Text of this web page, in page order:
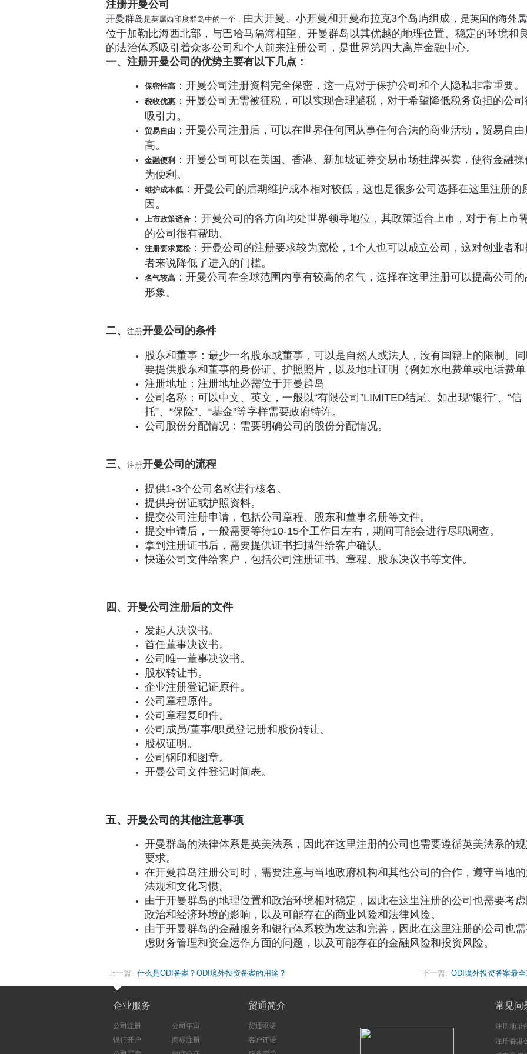
注册开曼公司
开曼群岛是英属西印度群岛中的一个， 由大开曼、小开曼和开曼布拉克3个岛屿组成， 是英国的海外属
位于加勒比海西北部，与巴哈马隔海相望。开曼群岛以其优越的地理位置、稳定的环境和
的法治体系吸引着众多公司和个人前来注册公司， 是世界第四大离岸金融中心。
一、注册开曼公司的优势主要有以下几点：
保密性高 ：开曼公司注册资料完全保密，这一点对于保护公司和个人隐私非常重要。
税收优惠 ：开曼公司无需被征税，可以实现合理避税，对于希望降低税务负担的公
吸引力。
贸易自由 ：开曼公司注册后，可以在世界任何国从事任何合法的商业活动，贸易自由
高。
金融便利
：开曼公司可以在美国、香港、新加坡证券交易市场挂牌买卖，使得金融操
为便利。
维护成本低 ：开曼公司的后期维护成本相对较低，这也是很多公司选择在这里注册的
因。
上市政策适合 ：开曼公司的各方面均处世界领导地位，其政策适合上市，对于有上市
的公司很有帮助。
注册要求宽松：开曼公司的注册要求较为宽松，1个人也可以成立公司，这对创业者和
者来说降低了进入的门槛。
名气较高 ：开曼公司在全球范围内享有较高的名气，选择在这里注册可以提高公司的
形象。
二、 注册开曼公司的条件
股东和董事：最少一名股东或董事，可以是自然人或法人，没有国籍上的限制。
要提供股东和董事的身份证、护照照片，以及地址证明（例如水电费单或电话费单
注册地址：注册地址必需位于开曼群岛。
公司名称：可以中文、英文，一般以“有限公司”LIMITED结尾。如出现“银行”、“信
托”、“保险”、“基金”等字样需要政府特许。
公司股份分配情况：需要明确公司的股份分配情况。
三、 注册开曼公司的流程
提供1-3个公司名称进行核名。
提供身份证或护照资料。
提交公司注册申请，包括公司章程、股东和董事名册等文件。
提交申请后，一般需要等待10-15个工作日左右，期间可能会进行尽职调查。
拿到注册证书后，需要提供证书扫描件给客户确认。
快递公司文件给客户，包括公司注册证书、章程、股东决议书等文件。
四、开曼公司注册后的文件
发起人决议书。
首任董事决议书。
公司唯一董事决议书。
股权转让书。
企业注册登记证原件。
公司章程原件。
公司章程复印件。
公司成员/董事/职员登记册和股份转让。
股权证明。
公司钢印和图章。
开曼公司文件登记时间表。
五、开曼公司的其他注意事项
开曼群岛的法律体系是英美法系，因此在这里注册的公司也需要遵循英美法系的
要求。
在开曼群岛注册公司时，需要注意与当地政府机构和其他公司的合作，遵守当地
法规和文化习惯。
由于开曼群岛的地理位置和政治环境相对稳定，因此在这里注册的公司也需要考
政治和经济环境的影响，以及可能存在的商业风险和法律风险。
由于开曼群岛的金融服务和银行体系较为发达和完善，因此在这里注册的公司也
虑财务管理和资金运作方面的问题，以及可能存在的金融风险和投资风险。
上一篇: 什么是ODI备案？ODI境外投资备案的用途？ 下一篇: ODI境外投资备案最
企业服务
公司注册
公司年审
银行开户
商标注册
贸通简介
贸通承诺
客户评语
常见问
注册地址
注册香港